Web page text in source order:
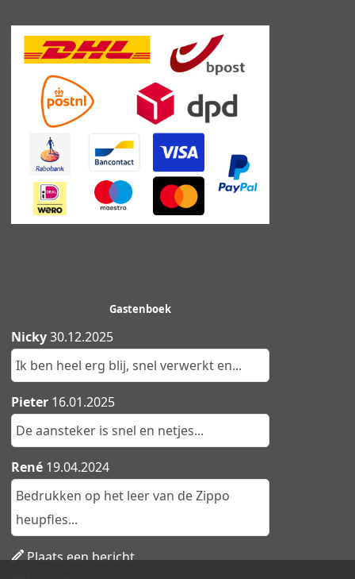
Gastenboek
Nicky30.12.2025
Ik ben heel erg blij, snel verwerkt en...
Pieter 16.01.2025
De aansteker is snel en netjes...
René 19.04.2024
Bedrukken op het leer van de Zippo
heupfles...
Plaats een bericht